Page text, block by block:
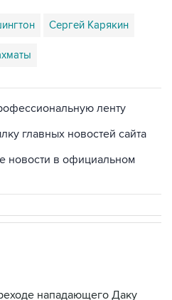
Сергей Карякин
ленту
главных новостей сайта
новости в официальном
нападающего Даку